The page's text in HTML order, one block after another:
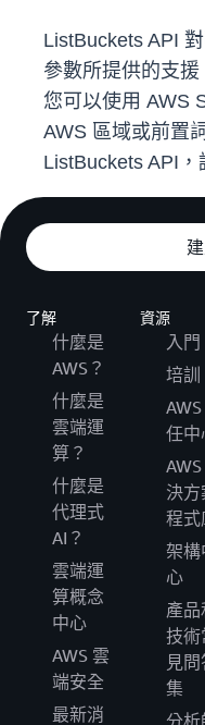
ListBuckets API
參數所提供的支援
您可以使用 AWS
AWS 區域或前置
ListBuckets API，
了解
什麼是
AWS？
什麼是
雲端運
算？
什麼是
代理式
AI？
雲端運
算概念
中心
AWS 雲
端安全
最新消
資源
入門
培訓
任中
決方
程式
架構
心
產品
技術
見
集